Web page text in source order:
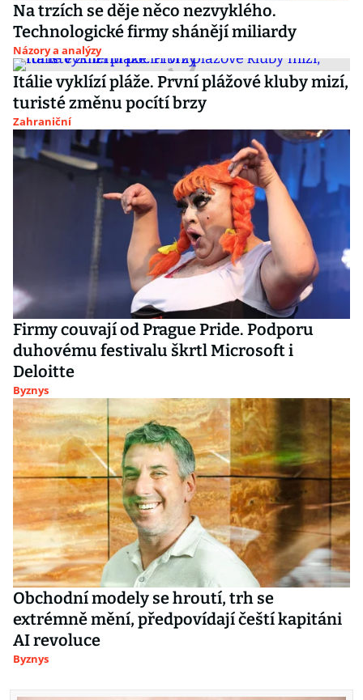
Na trzích se děje něco nezvyklého.
Technologické firmy shánějí miliardy
Názory a analýzy
Itálie vyklízí pláže. První plážové kluby mizí,
turisté změnu pocítí brzy
Zahraniční
Firmy couvají od Prague Pride. Podporu
duhovému festivalu škrtl Microsoft i
Deloitte
Byznys
Obchodní modely se hroutí, trh se
extrémně mění, předpovídají čeští kapitáni
AI revoluce
Byznys